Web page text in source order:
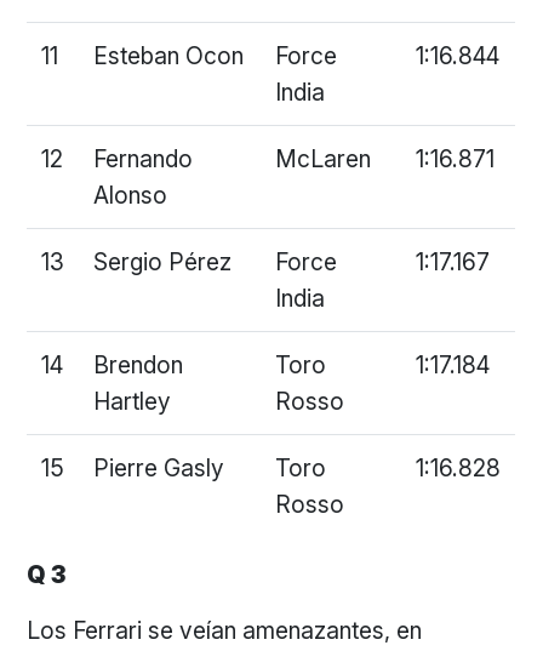
11 Esteban Ocon
Force
India
1:16.844
12
Fernando
Alonso
McLaren 1:16.871
13 Sergio Pérez
Force
India
1:17.167
14
Brendon
Hartley
Toro
Rosso
1:17.184
15 Pierre Gasly
Toro
Rosso
1:16.828
Q 3
Los Ferrari se veían amenazantes, en